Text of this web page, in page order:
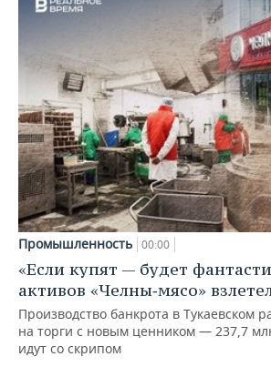
Промышленность 00:00
«Если купят — будет
активов «Челны‑мясо»
Производство банкрота в Тукаевском
на торги с новым ценником — 237,7
идут со скрипом